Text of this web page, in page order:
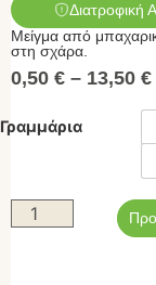
Διατροφική
Μείγμα από
στη σχάρα.
0,50 € – 13,50 €
Γραμμάρια